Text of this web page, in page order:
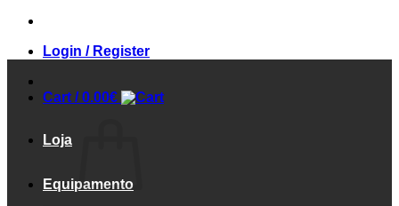
Login / Register
Cart /0.00€
Loja
Equipamento